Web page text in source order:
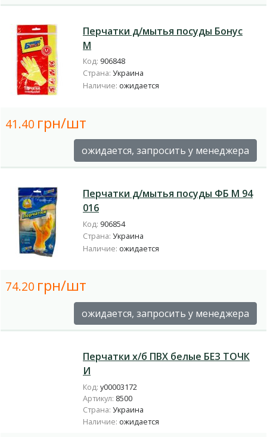
Перчатки д/мытья посуды Бонус
М
Код: 906848
Страна: Украина
Наличие: ожидается
41.40 грн/шт
ожидается, запросить у менеджера
Перчатки д/мытья посуды ФБ М 94
016
Код: 906854
Страна: Украина
Наличие: ожидается
74.20 грн/шт
ожидается, запросить у менеджера
Перчатки х/б ПВХ белые БЕЗ ТОЧК
И
Код: у00003172
Артикул: 8500
Страна: Украина
Наличие: ожидается